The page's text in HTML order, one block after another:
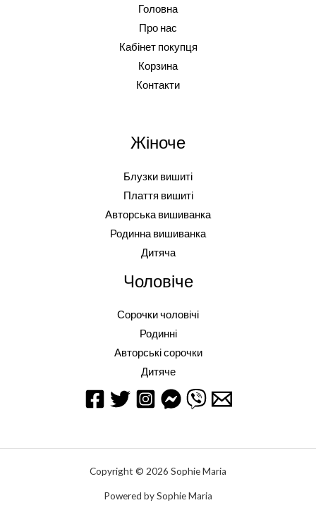
Головна
Про нас
Кабінет покупця
Корзина
Контакти
Жіноче
Блузки вишиті
Плаття вишиті
Авторська вишиванка
Родинна вишиванка
Дитяча
Чоловіче
Сорочки чоловічі
Родинні
Авторські сорочки
Дитяче
Copyright © 2026 Sophie Maria
Powered by Sophie Maria